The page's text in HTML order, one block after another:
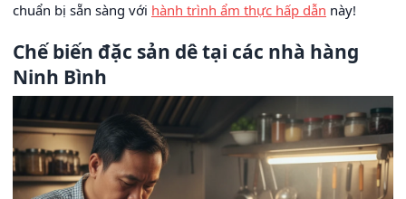
chuẩn bị sẵn sàng với hành trình ẩm thực hấp dẫn này!
Chế biến đặc sản dê tại các nhà hàng
Ninh Bình